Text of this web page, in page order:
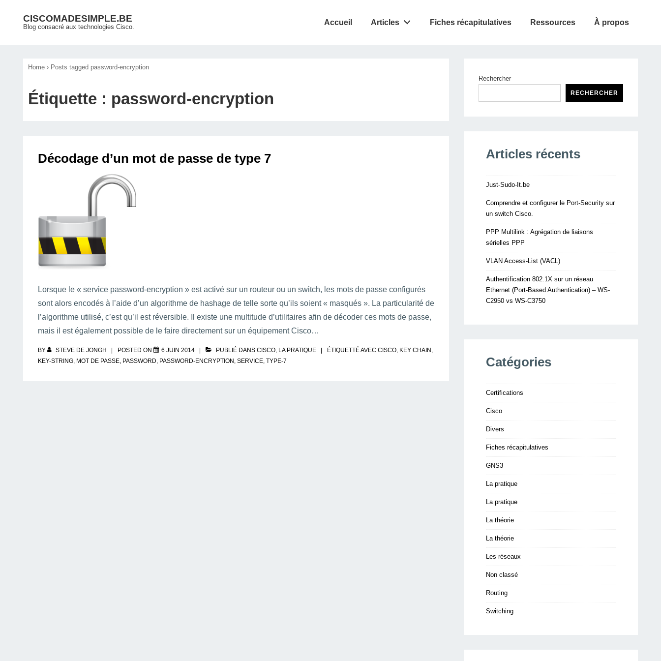
CISCOMADESIMPLE.BE
Blog consacré aux technologies Cisco.
Accueil Articles Fiches récapitulatives Ressources À propos
Home › Posts tagged password-encryption
Étiquette : password-encryption
Décodage d’un mot de passe de type 7
Lorsque le « service password-encryption » est activé sur un routeur ou un switch, les mots de passe configurés
sont alors encodés à l’aide d’un algorithme de hashage de telle sorte qu’ils soient « masqués ». La particularité de
l’algorithme utilisé, c’est qu’il est réversible. Il existe une multitude d’utilitaires afin de décoder ces mots de passe,
mais il est également possible de le faire directement sur un équipement Cisco…
BY STEVE DE JONGH POSTED ON 6 JUIN 2014 PUBLIÉ DANS CISCO, LA PRATIQUE ÉTIQUETTÉ AVEC CISCO, KEY CHAIN ,
KEY-STRING, MOT DE PASSE, PASSWORD, PASSWORD-ENCRYPTION , SERVICE, TYPE-7
Rechercher
RECHERCHER
Articles récents
Just-Sudo-It.be
Comprendre et configurer le Port-Security sur
un switch Cisco.
PPP Multilink : Agrégation de liaisons
sérielles PPP
VLAN Access-List (VACL)
Authentification 802.1X sur un réseau
Ethernet (Port-Based Authentication) – WS-
C2950 vs WS-C3750
Catégories
Certifications
Cisco
Divers
Fiches récapitulatives
GNS3
La pratique
La pratique
La théorie
La théorie
Les réseaux
Non classé
Routing
Switching